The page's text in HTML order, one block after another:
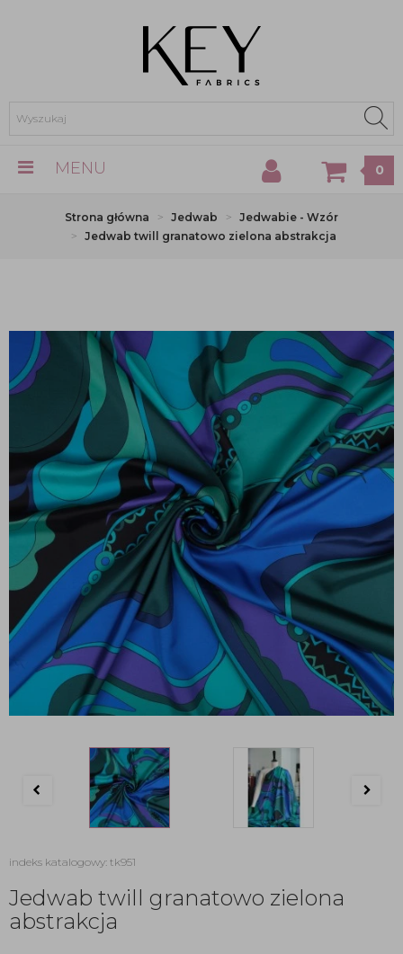
MENU 0
Strona główna Jedwab
Jedwabie - Wzór
Jedwab twill granatowo zielona abstrakcja
indeks katalogowy: tk951
Jedwab twill granatowo zielona
abstrakcja